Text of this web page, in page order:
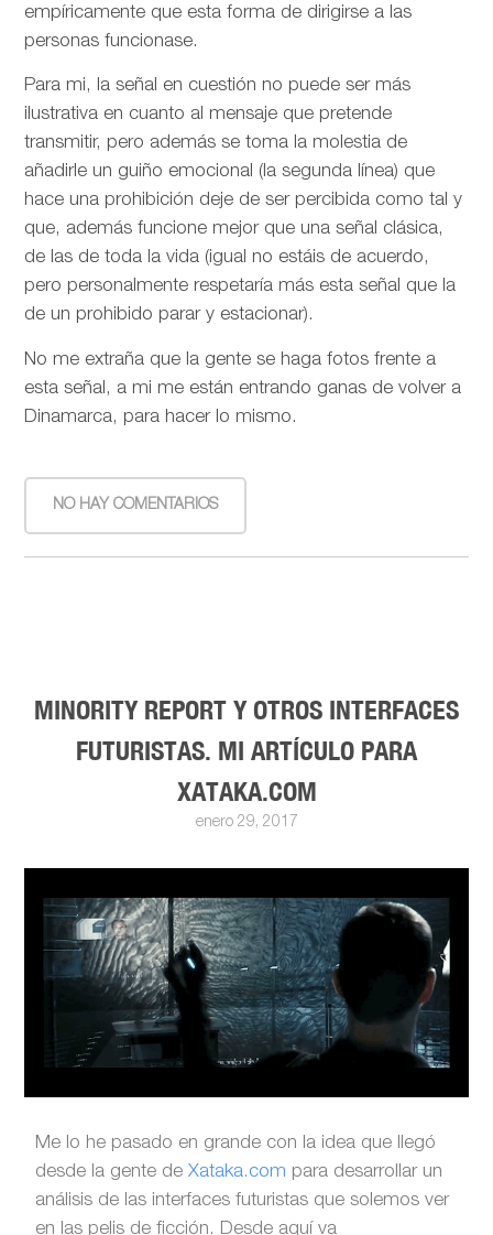
empíricamente que esta forma de dirigirse a las
personas funcionase.
Para mi, la señal en cuestión no puede ser más
ilustrativa en cuanto al mensaje que pretende
transmitir, pero además se toma la molestia de
añadirle un guiño emocional (la segunda línea) que
hace una prohibición deje de ser percibida como tal y
que, además funcione mejor que una señal clásica,
de las de toda la vida (igual no estáis de acuerdo,
pero personalmente respetaría más esta señal que la
de un prohibido parar y estacionar).
No me extraña que la gente se haga fotos frente a
esta señal, a mi me están entrando ganas de volver a
Dinamarca, para hacer lo mismo.
NO HAY COMENTARIOS
MINORITY REPORT Y OTROS INTERFACES
FUTURISTAS. MI ARTÍCULO PARA
XATAKA.COM
enero 29, 2017
Me lo he pasado en grande con la idea que llegó
desde la gente deXataka.com para desarrollar un
análisis de las interfaces futuristas que solemos ver
en las pelis de ficción. Desde aquí va